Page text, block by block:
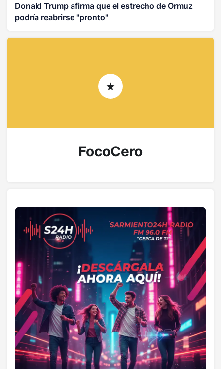
Donald Trump afirma que el estrecho de Ormuz
podría reabrirse "pronto"
FocoCero